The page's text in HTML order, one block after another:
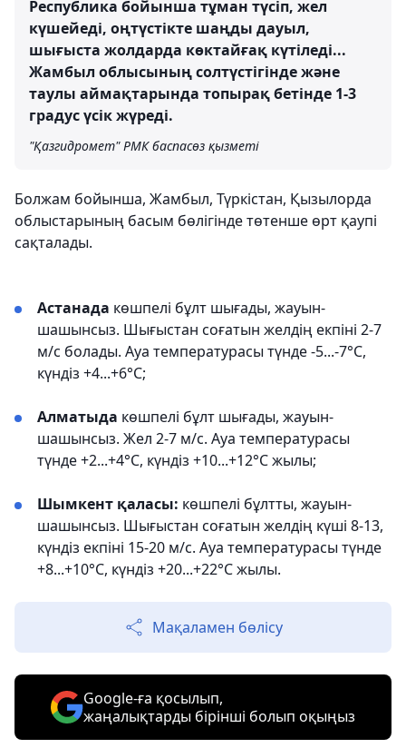
Республика бойынша тұман түсіп, жел
күшейеді, оңтүстікте шаңды дауыл,
шығыста жолдарда көктайғақ күтіледі...
Жамбыл облысының солтүстігінде және
таулы аймақтарында топырақ бетінде 1-3
градус үсік жүреді.
"Қазгидромет" РМК баспасөз қызметі
Болжам бойынша, Жамбыл, Түркістан, Қызылорда
облыстарының басым бөлігінде төтенше өрт қаупі
сақталады.
Астанада көшпелі бұлт шығады, жауын-
шашынсыз. Шығыстан соғатын желдің екпіні 2-7
м/с болады. Ауа температурасы түнде -5...-7°С,
күндіз +4...+6°С;
Алматыда көшпелі бұлт шығады, жауын-
шашынсыз. Жел 2-7 м/с. Ауа температурасы
түнде +2...+4°С, күндіз +10...+12°С жылы;
Шымкент қаласы: көшпелі бұлтты, жауын-
шашынсыз. Шығыстан соғатын желдің күші 8-13,
күндіз екпіні 15-20 м/с. Ауа температурасы түнде
+8...+10°С, күндіз +20...+22°С жылы.
Мақаламен бөлісу
Google-ға қосылып,
жаңалықтарды бірінші болып оқыңыз